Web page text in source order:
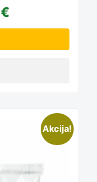
€
Akcija!